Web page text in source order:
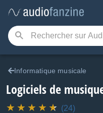
Informatique musicale
Logiciels de
(24)